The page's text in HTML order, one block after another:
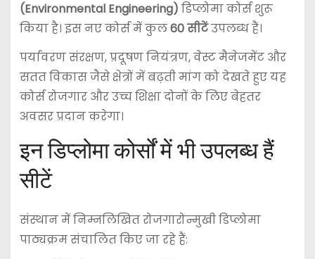
(Environmental Engineering) डिप्लोमा कोर्स शुरू
किया है। इस नए कोर्स में कुल60 सीटेंउपलब्ध हैं।
पर्यावरण संरक्षण, प्रदूषण नियंत्रण, वेस्ट मैनेजमेंट और
सतत विकास जैसे क्षेत्रों में बढ़ती मांग को देखते हुए यह
कोर्स रोजगार और उच्च शिक्षा दोनों के लिए बेहतर
अवसर प्रदान करेगा।
इन डिप्लोमा कोर्सों में भी उपलब्ध हैं
सीटें
संस्थान में निम्नलिखित रोजगारोन्मुखी डिप्लोमा
पाठ्यक्रम संचालित किए जा रहे हैं: